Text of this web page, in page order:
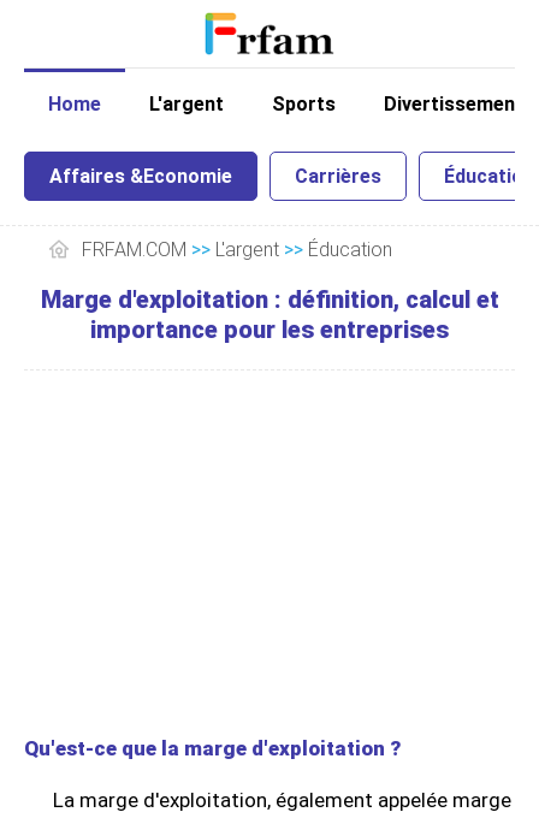
Home L'argent Sports Divertissement
Affaires &Economie Carrières Éducation
FRFAM.COM >> L'argent >> Éducation
Marge d'exploitation : définition, calcul et
importance pour les entreprises
Qu'est-ce que la marge d'exploitation ?
La marge d'exploitation, également appelée marge